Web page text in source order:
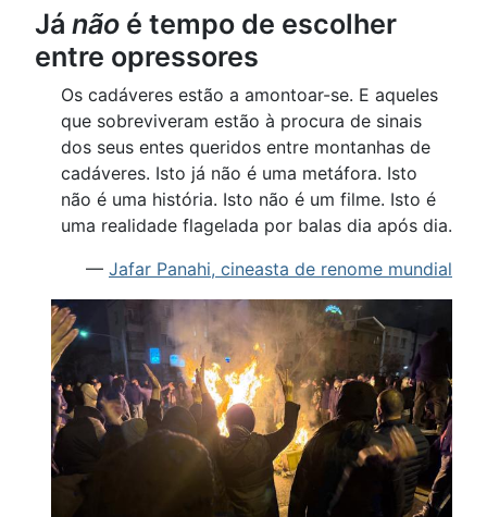
Já não é tempo de escolher
entre opressores
Os cadáveres estão a amontoar-se. E aqueles
que sobreviveram estão à procura de sinais
dos seus entes queridos entre montanhas de
cadáveres. Isto já não é uma metáfora. Isto
não é uma história. Isto não é um filme. Isto é
uma realidade flagelada por balas dia após dia.
— Jafar Panahi, cineasta de renome mundial